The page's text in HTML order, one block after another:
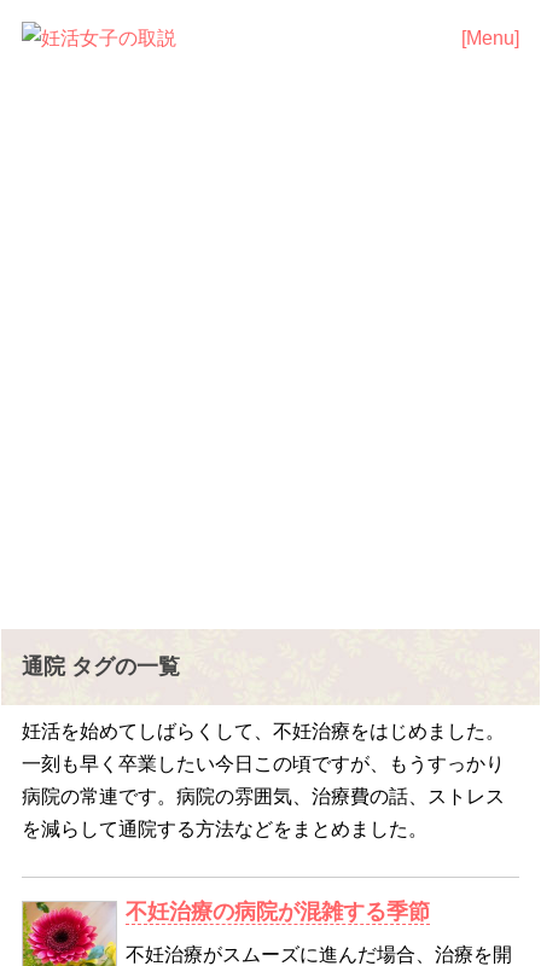
通院 タグの一覧
妊活を始めてしばらくして、不妊治療をはじめました。
一刻も早く卒業したい今日この頃ですが、もうすっかり
病院の常連です。病院の雰囲気、治療費の話、ストレス
を減らして通院する方法などをまとめました。
不妊治療の病院が混雑する季節
不妊治療がスムーズに進んだ場合、治療を開